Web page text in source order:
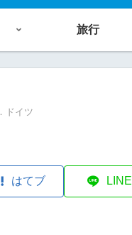
旅行
ドイツ
はてブ LINE